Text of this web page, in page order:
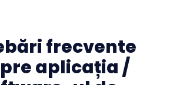
frecvente
aplicația /